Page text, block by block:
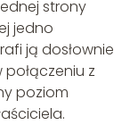
strony
jedno
ją dosłownie
z
poziom